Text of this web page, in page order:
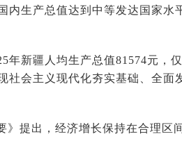
内生产总值达到中等发达国家
年新疆人均生产总值81574元，
社会主义现代化夯实基础、全面
》提出，经济增长保持在合理区间